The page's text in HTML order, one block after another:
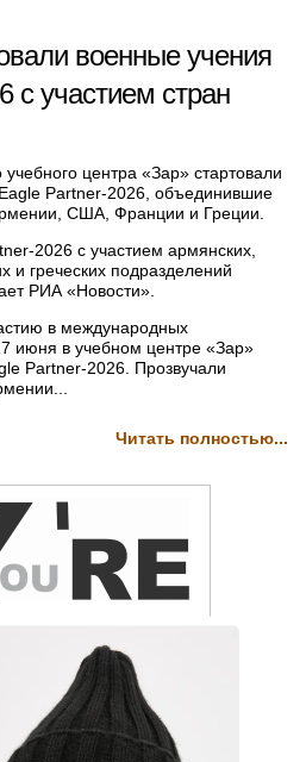
военные учения
с участием стран
центра «Зар» стартовали
Partner-2026, объединившие
США, Франции и Греции.
2026 с участием армянских,
и греческих подразделений
РИА «Новости».
в международных
июня в учебном центре «Зар»
Partner-2026. Прозвучали
Читать полностью...